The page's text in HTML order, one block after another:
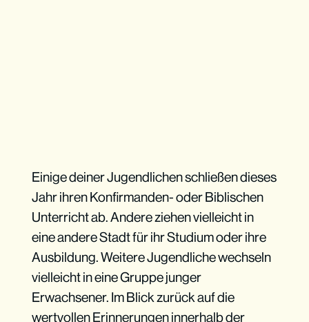
Einige deiner Jugendlichen schließen dieses
Jahr ihren Konfirmanden- oder Biblischen
Unterricht ab. Andere ziehen vielleicht in
eine andere Stadt für ihr Studium oder ihre
Ausbildung. Weitere Jugendliche wechseln
vielleicht in eine Gruppe junger
Erwachsener. Im Blick zurück auf die
wertvollen Erinnerungen innerhalb der